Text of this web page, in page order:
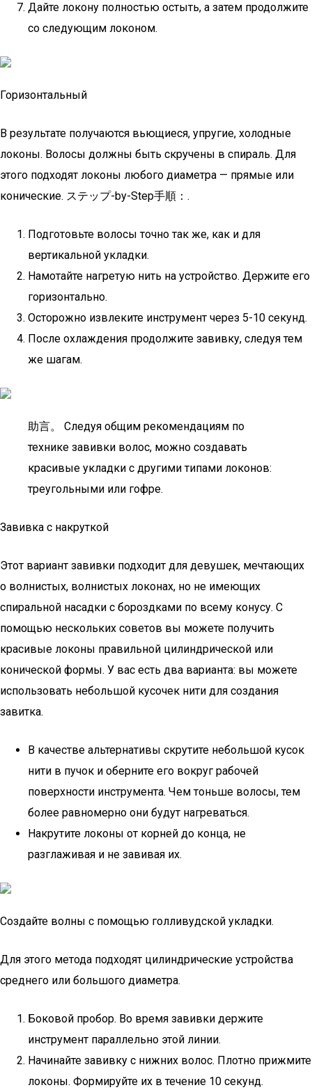
Дайте локону полностью остыть, а затем продолжите
со следующим локоном.
Горизонтальный
В результате получаются вьющиеся, упругие, холодные
локоны. Волосы должны быть скручены в спираль. Для
этого подходят локоны любого диаметра — прямые или
конические. ステップ-by-Step手順：.
Подготовьте волосы точно так же, как и для
вертикальной укладки.
Намотайте нагретую нить на устройство. Держите его
горизонтально.
Осторожно извлеките инструмент через 5-10 секунд.
После охлаждения продолжите завивку, следуя тем
же шагам.
助言。 Следуя общим рекомендациям по
технике завивки волос, можно создавать
красивые укладки с другими типами локонов:
треугольными или гофре.
Завивка с накруткой
Этот вариант завивки подходит для девушек, мечтающих
о волнистых, волнистых локонах, но не имеющих
спиральной насадки с бороздками по всему конусу. С
помощью нескольких советов вы можете получить
красивые локоны правильной цилиндрической или
конической формы. У вас есть два варианта: вы можете
использовать небольшой кусочек нити для создания
завитка.
В качестве альтернативы скрутите небольшой кусок
нити в пучок и оберните его вокруг рабочей
поверхности инструмента. Чем тоньше волосы, тем
более равномерно они будут нагреваться.
Накрутите локоны от корней до конца, не
разглаживая и не завивая их.
Создайте волны с помощью голливудской укладки.
Для этого метода подходят цилиндрические устройства
среднего или большого диаметра.
Боковой пробор. Во время завивки держите
инструмент параллельно этой линии.
Начинайте завивку с нижних волос. Плотно прижмите
локоны. Формируйте их в течение 10 секунд.